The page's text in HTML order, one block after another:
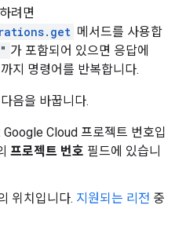
려면
메서드를 사용합
가 포함되어 있으면 응답에
지 명령어를 반복합니다.
음을 바꿉니다.
Google Cloud 프로젝트 번호입
프로젝트 번호 필드에 있습니
위치입니다. 지원되는 리전 중